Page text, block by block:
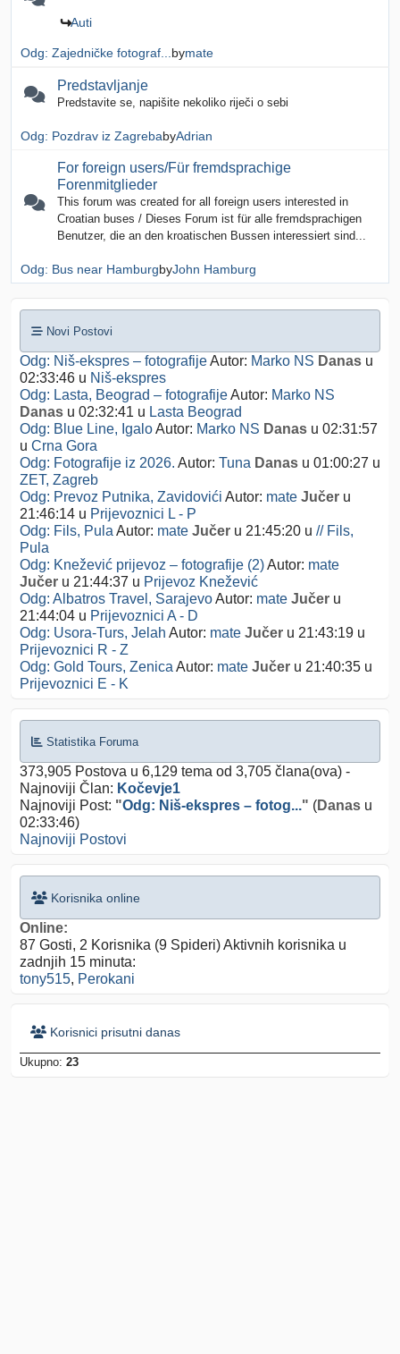
Auti
Odg: Zajedničke fotograf... bymate
Predstavljanje
Predstavite se, napišite nekoliko riječi o sebi
Odg: Pozdrav iz ZagrebabyAdrian
For foreign users/Für fremdsprachige
Forenmitglieder
This forum was created for all foreign users interested in
Croatian buses / Dieses Forum ist für alle fremdsprachigen
Benutzer, die an den kroatischen Bussen interessiert sind...
Odg: Bus near HamburgbyJohn Hamburg
Novi Postovi
Odg: Niš-ekspres – fotografijeAutor: Marko NS Danas u
02:33:46 u Niš-ekspres
Odg: Lasta, Beograd – fotografijeAutor: Marko NS
Danas u 02:32:41 u Lasta Beograd
Odg: Blue Line, IgaloAutor: Marko NS Danas u 02:31:57
u Crna Gora
Odg: Fotografije iz 2026. Autor: Tuna Danas u 01:00:27 u
ZET, Zagreb
Odg: Prevoz Putnika, Zavidovići Autor: mate Jučer u
21:46:14 u Prijevoznici L - P
Odg: Fils, Pula Autor: mate Jučer u 21:45:20 u // Fils,
Pula
Odg: Knežević prijevoz – fotografije (2)Autor: mate
Jučer u 21:44:37 u Prijevoz Knežević
Odg: Albatros Travel, SarajevoAutor: mate Jučer u
21:44:04 u Prijevoznici A - D
Odg: Usora-Turs, Jelah Autor: mate Jučer u 21:43:19 u
Prijevoznici R - Z
Odg: Gold Tours, Zenica Autor: mate Jučer u 21:40:35 u
Prijevoznici E - K
Statistika Foruma
373,905 Postova u 6,129 tema od 3,705 člana(ova) -
Najnoviji Član: Kočevje1
Najnoviji Post: "Odg: Niš-ekspres – fotog..." (Danas u
02:33:46)
Najnoviji Postovi
Korisnika online
Online:
87 Gosti, 2 Korisnika (9 Spideri) Aktivnih korisnika u
zadnjih 15 minuta:
tony515, Perokani
Korisnici prisutni danas
Ukupno: 23